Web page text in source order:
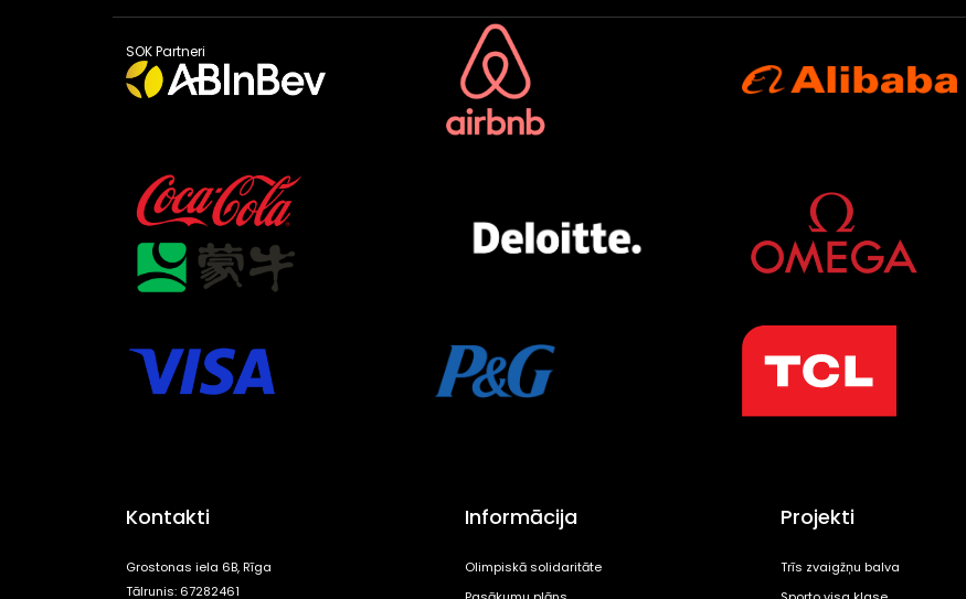
SOK Partneri
Kontakti
Grostonas iela 6B, Rīga
Tālrunis: 67282461
Informācija
Olimpiskā solidaritāte
Projekti
Trīs zvaigžņu balva